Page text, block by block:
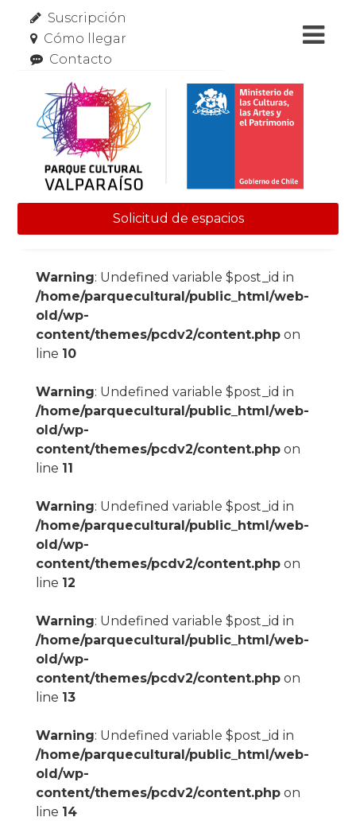
Suscripción
Cómo llegar
Contacto
Solicitud de espacios
Warning: Undefined variable $post_id in
/home/parquecultural/public_html/web-
old/wp-
content/themes/pcdv2/content.phpon
line 10
Warning: Undefined variable $post_id in
/home/parquecultural/public_html/web-
old/wp-
content/themes/pcdv2/content.phpon
line 11
Warning: Undefined variable $post_id in
/home/parquecultural/public_html/web-
old/wp-
content/themes/pcdv2/content.phpon
line 12
Warning: Undefined variable $post_id in
/home/parquecultural/public_html/web-
old/wp-
content/themes/pcdv2/content.phpon
line 13
Warning: Undefined variable $post_id in
/home/parquecultural/public_html/web-
old/wp-
content/themes/pcdv2/content.phpon
line 14